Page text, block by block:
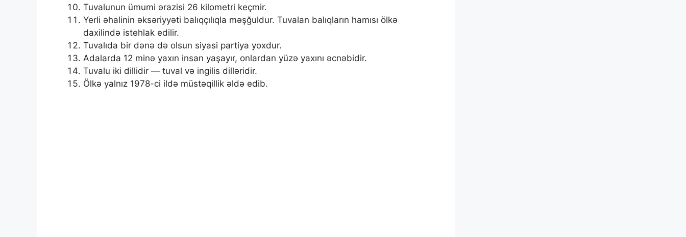
Tuvalunun ümumi ərazisi 26 kilometri keçmir.
Yerli əhalinin əksəriyyəti balıqçılıqla məşğuldur. Tuvalan balıqların hamısı ölkə
daxilində istehlak edilir.
Tuvalıda bir dənə də olsun siyasi partiya yoxdur.
Adalarda 12 minə yaxın insan yaşayır, onlardan yüzə yaxını əcnəbidir.
Tuvalu iki dillidir — tuval və ingilis dilləridir.
Ölkə yalnız 1978-ci ildə müstəqillik əldə edib.